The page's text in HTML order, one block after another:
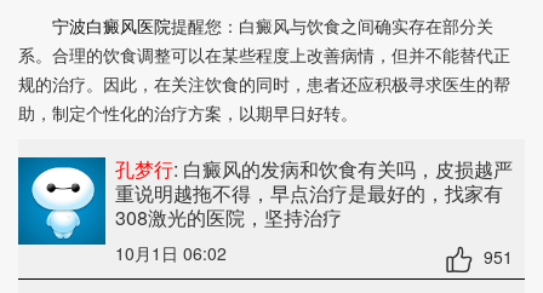
宁波白癜风医院提醒您：白癜风与饮食之间确实存在部分关
系。合理的饮食调整可以在某些程度上改善病情，但并不能替代正
规的治疗。因此，在关注饮食的同时，患者还应积极寻求医生的帮
助，制定个性化的治疗方案，以期早日好转。
孔梦行: 白癜风的发病和饮食有关吗，皮损越严
重说明越拖不得，早点治疗是最好的，找家有
308激光的医院，坚持治疗
10月1日 06:02 951